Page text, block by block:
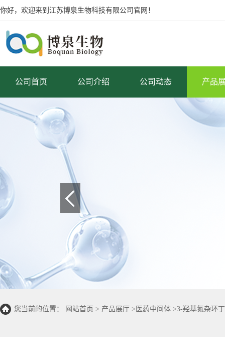
你好，欢迎来到江苏博泉生物科技有限公司官网！
公司首页 公司介绍 公司动态 产品
您当前的位置： 网站首页 > 产品展厅 > 医药中间体 >3-羟基氮杂环